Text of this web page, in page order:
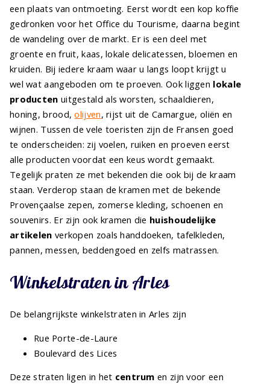
een plaats van ontmoeting. Eerst wordt een kop koffie
gedronken voor het Office du Tourisme, daarna begint
de wandeling over de markt. Er is een deel met
groente en fruit, kaas, lokale delicatessen, bloemen en
kruiden. Bij iedere kraam waar u langs loopt krijgt u
wel wat aangeboden om te proeven. Ook liggen lokale
producten uitgestald als worsten, schaaldieren,
honing, brood,olijven, rijst uit de Camargue, oliën en
wijnen. Tussen de vele toeristen zijn de Fransen goed
te onderscheiden: zij voelen, ruiken en proeven eerst
alle producten voordat een keus wordt gemaakt.
Tegelijk praten ze met bekenden die ook bij de kraam
staan. Verderop staan de kramen met de bekende
Provençaalse zepen, zomerse kleding, schoenen en
souvenirs. Er zijn ook kramen die huishoudelijke
artikelen verkopen zoals handdoeken, tafelkleden,
pannen, messen, beddengoed en zelfs matrassen.
Winkelstraten in Arles
De belangrijkste winkelstraten in Arles zijn
Rue Porte-de-Laure
Boulevard des Lices
Deze straten ligen in het centrum en zijn voor een